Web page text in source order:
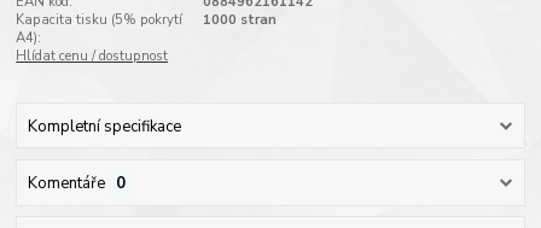
Kapacita tisku (5% pokrytí
A4):
1000 stran
Hlídat cenu / dostupnost
Kompletní specifikace
Komentáře 0